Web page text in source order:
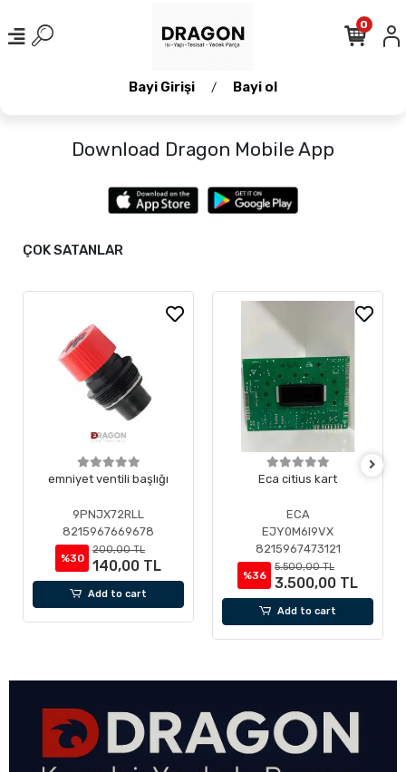
Bayi Girişi / Bayi ol
0
Download Dragon Mobile App
ÇOK SATANLAR
emniyet ventili başlığı
9PNJX72RLL
8215967669678
%30
200,00 TL
140,00 TL
Add to cart
Eca citius kart
ECA
EJY0M6I9VX
8215967473121
%36
5.500,00 TL
3.500,00 TL
Add to cart